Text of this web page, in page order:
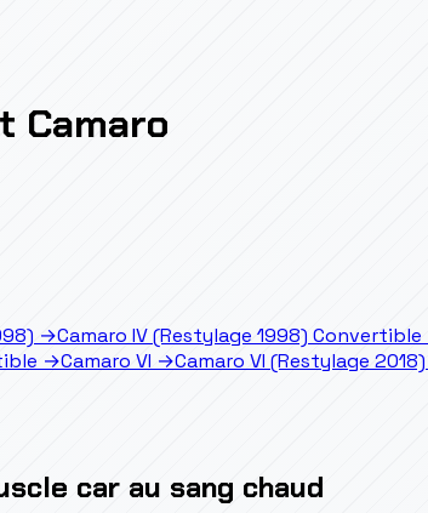
Camaro
→Camaro IV (Restylage 1998) Convertible
→Camaro VI →Camaro VI (Restylage 2018)
car au sang chaud